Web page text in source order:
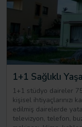
1+1 Sağlıklı
1+1 stüdyo daireler
kişisel ihtiyaçlarınızı
edilmiş dairelerde
televizyon, telefon,